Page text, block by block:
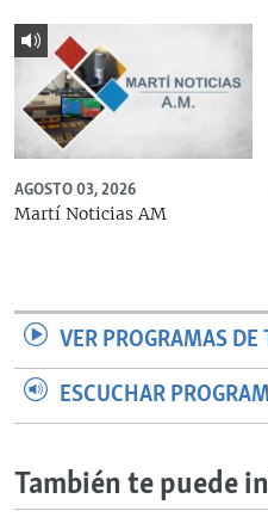
AGOSTO 03, 2026
Martí Noticias AM
VER PROGRAMAS DE
ESCUCHAR
También te puede